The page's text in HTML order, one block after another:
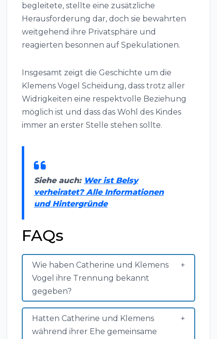
begleitete, stellte eine zusätzliche
Herausforderung dar, doch sie bewahrten
weitgehend ihre Privatsphäre und
reagierten besonnen auf Spekulationen.
Insgesamt zeigt die Geschichte um die
Klemens Vogel Scheidung, dass trotz aller
Widrigkeiten eine respektvolle Beziehung
möglich ist und dass das Wohl des Kindes
immer an erster Stelle stehen sollte.
Siehe auch: Wer ist Belsy
verheiratet? Alle Informationen
und Hintergründe
FAQs
Wie haben Catherine und Klemens
Vogel ihre Trennung bekannt
gegeben?
Hatten Catherine und Klemens
während ihrer Ehe gemeinsame